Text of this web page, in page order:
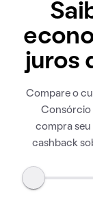
juros
Compare o
Consórcio
compra seu
cashback